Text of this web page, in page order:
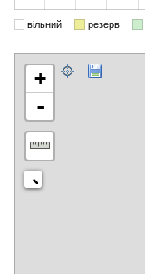
вільний резерв
+
-